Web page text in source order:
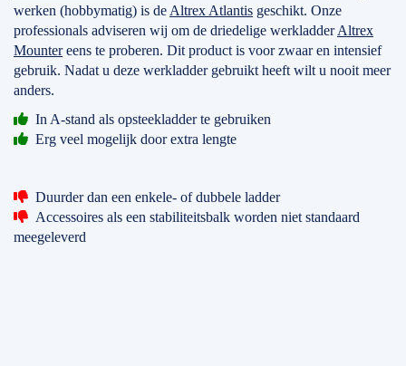
werken (hobbymatig) is de Altrex Atlantis geschikt. Onze
professionals adviseren wij om de driedelige werkladderAltrex
Mountereens te proberen. Dit product is voor zwaar en intensief
gebruik. Nadat u deze werkladder gebruikt heeft wilt u nooit meer
anders.
In A-stand als opsteekladder te gebruiken
Erg veel mogelijk door extra lengte
Duurder dan een enkele- of dubbele ladder
Accessoires als een stabiliteitsbalk worden niet standaard
meegeleverd